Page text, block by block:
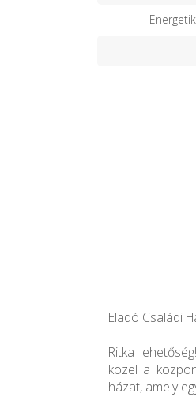
Eladó Családi
Ritka
közel a
házat, amely